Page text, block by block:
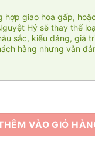
hợp giao hoa gấp,
Hỷ sẽ thay thế
sắc, kiểu dáng, giá
hàng nhưng vẫn
số lượng
VÀO GIỎ